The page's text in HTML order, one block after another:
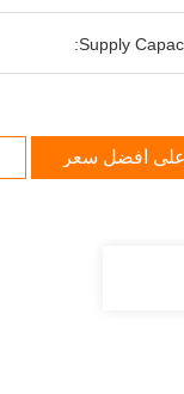
Supply
أفضل سعر